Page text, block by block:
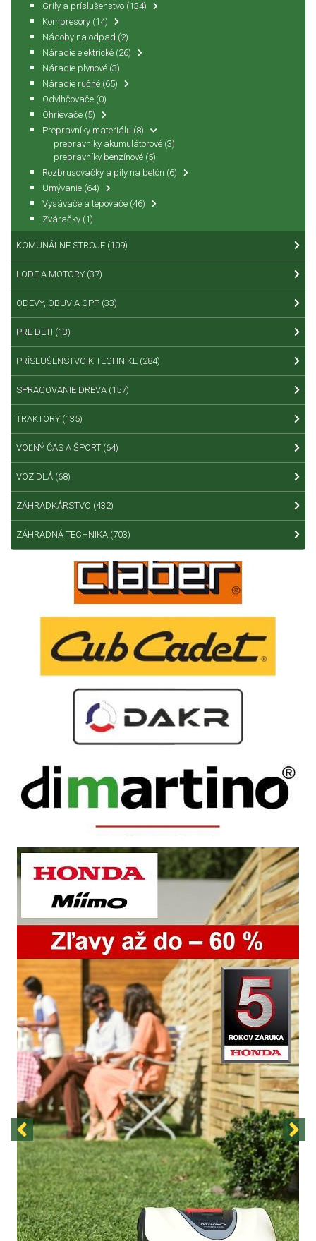
Grily a príslušenstvo (134)
Kompresory (14)
Nádoby na odpad (2)
Náradie elektrické (26)
Náradie plynové (3)
Náradie ručné (65)
Odvlhčovače (0)
Ohrievače (5)
Prepravníky materiálu (8)
prepravníky akumulátorové (3)
prepravníky benzínové (5)
Rozbrusovačky a píly na betón (6)
Umývanie (64)
Vysávače a tepovače (46)
Zváračky (1)
KOMUNÁLNE STROJE (109)
LODE A MOTORY (37)
ODEVY, OBUV A OPP (33)
PRE DETI (13)
PRÍSLUŠENSTVO K TECHNIKE (284)
SPRACOVANIE DREVA (157)
TRAKTORY (135)
VOĽNÝ ČAS A ŠPORT (64)
VOZIDLÁ (68)
ZÁHRADKÁRSTVO (432)
ZÁHRADNÁ TECHNIKA (703)